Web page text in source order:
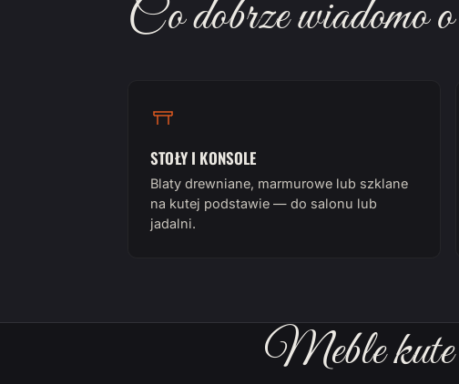
Co dobrze wiadomo
STOŁY I KONSOLE
Blaty drewniane, marmurowe lub szklane
na kutej podstawie — do salonu lub
jadalni.
Meble kute